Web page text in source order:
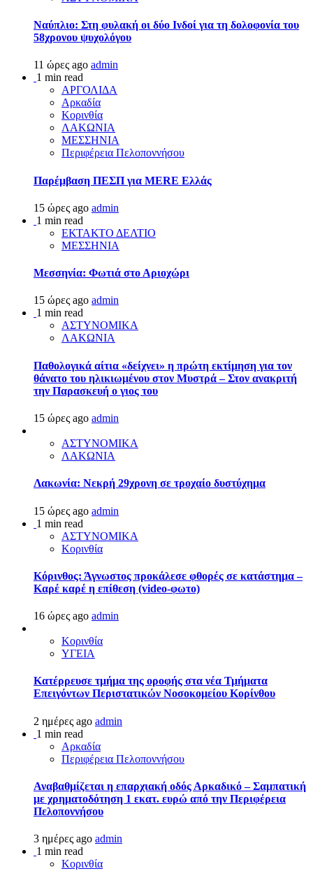
Ναύπλιο: Στη φυλακή οι δύο Ινδοί για τη δολοφονία του
58χρονου ψυχολόγου
11 ώρες ago admin
1 min read
ΑΡΓΟΛΙΔΑ
Αρκαδία
Κορινθία
ΛΑΚΩΝΙΑ
ΜΕΣΣΗΝΙΑ
Περιφέρεια Πελοποννήσου
Παρέμβαση ΠΕΣΠ για MERE Ελλάς
15 ώρες ago admin
1 min read
ΕΚΤΑΚΤΟ ΔΕΛΤΙΟ
ΜΕΣΣΗΝΙΑ
Μεσσηνία: Φωτιά στο Αριοχώρι
15 ώρες ago admin
1 min read
ΑΣΤΥΝΟΜΙΚΑ
ΛΑΚΩΝΙΑ
Παθολογικά αίτια «δείχνει» η πρώτη εκτίμηση για τον
θάνατο του ηλικιωμένου στον Μυστρά – Στον ανακριτή
την Παρασκευή ο γιος του
15 ώρες ago admin
ΑΣΤΥΝΟΜΙΚΑ
ΛΑΚΩΝΙΑ
Λακωνία: Νεκρή 29χρονη σε τροχαίο δυστύχημα
15 ώρες ago admin
1 min read
ΑΣΤΥΝΟΜΙΚΑ
Κορινθία
Κόρινθος: Άγνωστος προκάλεσε φθορές σε κατάστημα –
Καρέ καρέ η επίθεση (video-φωτο)
16 ώρες ago admin
Κορινθία
ΥΓΕΙΑ
Kατέρρευσε τμήμα της οροφής στα νέα Τμήματα
Επειγόντων Περιστατικών Νοσοκομείου Κορίνθου
2 ημέρες ago admin
1 min read
Αρκαδία
Περιφέρεια Πελοποννήσου
Αναβαθμίζεται η επαρχιακή οδός Αρκαδικό – Σαμπατική
με χρηματοδότηση 1 εκατ. ευρώ από την Περιφέρεια
Πελοποννήσου
3 ημέρες ago admin
1 min read
Κορινθία